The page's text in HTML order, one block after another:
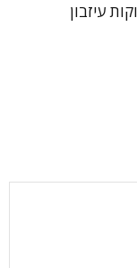
עיזבון